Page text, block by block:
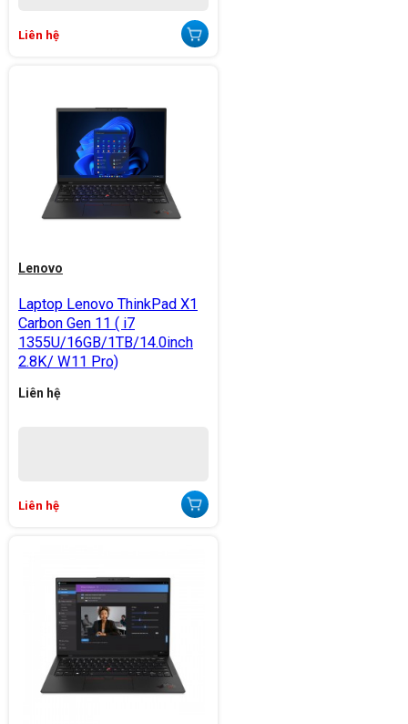
Liên hệ
Lenovo
Laptop Lenovo ThinkPad X1
Carbon Gen 11 ( i7
1355U/16GB/1TB/14.0inch
2.8K/ W11 Pro)
Liên hệ
Liên hệ